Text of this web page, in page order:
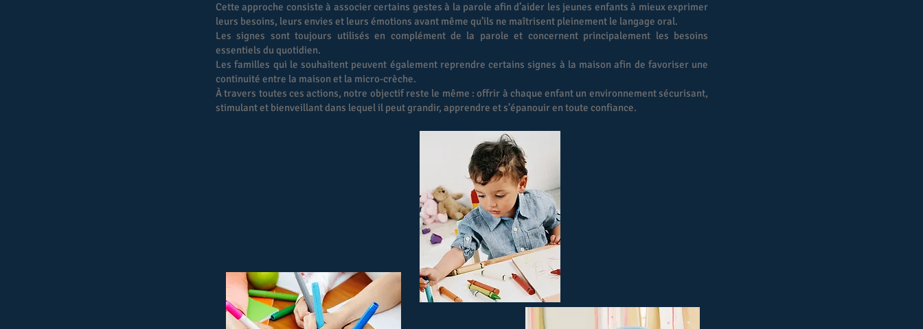
Cette approche consiste à associer certains gestes à la parole afin d’aider les jeunes enfants à mieux exprimer
leurs besoins, leurs envies et leurs émotions avant même qu’ils ne maîtrisent pleinement le langage oral.
Les signes sont toujours utilisés en complément de la parole et concernent principalement les besoins
essentiels du quotidien.
Les familles qui le souhaitent peuvent également reprendre certains signes à la maison afin de favoriser une
continuité entre la maison et la micro-crèche.
À travers toutes ces actions, notre objectif reste le même : offrir à chaque enfant un environnement sécurisant,
stimulant et bienveillant dans lequel il peut grandir, apprendre et s’épanouir en toute confiance.